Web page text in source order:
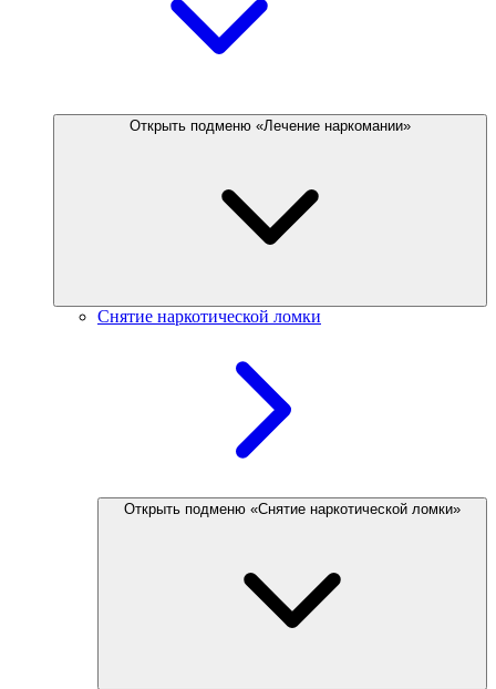
Открыть подменю «Лечение наркомании»
Снятие наркотической ломки
Открыть подменю «Снятие наркотической ломки»